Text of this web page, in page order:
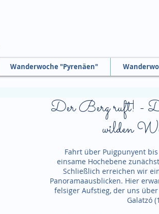
Wanderwoche "Pyrenäen"
Der Berg ruft! -
wilden
Fahrt über Puigpunyent
einsame Hochebene
Schließlich erreichen wir
Panoramaausblicken. Hier
felsiger Aufstieg, der uns
Galatzó